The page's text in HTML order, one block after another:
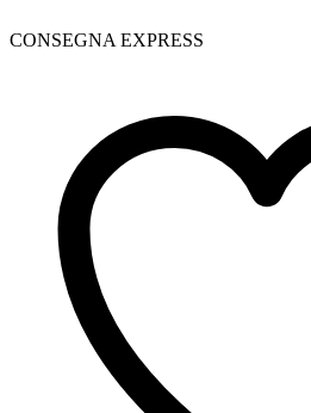
CONSEGNA EXPRESS